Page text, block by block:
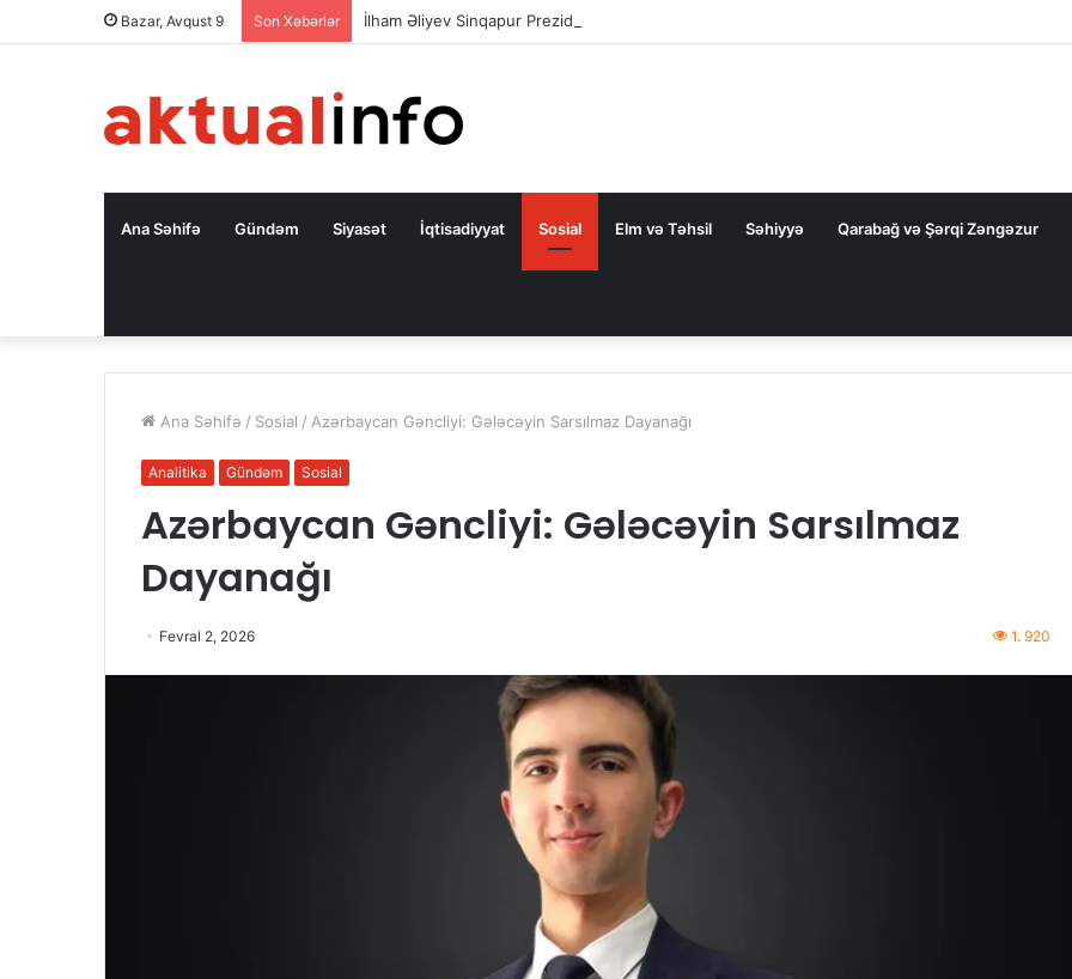
Bazar, Avqust 9 Son Xəbərlər İlham Əliyev Sinqapur Prezidentini təbrik etdi
Ana Səhifə Gündəm Siyasət İqtisadiyyat Sosial Elm və Təhsil Səhiyyə Qarabağ və Şərqi Zəngəzur
Ana Səhifə / Sosial / Azərbaycan Gəncliyi: Gələcəyin Sarsılmaz Dayanağı
Analitika Gündəm Sosial
Azərbaycan Gəncliyi: Gələcəyin Sarsılmaz
Dayanağı
Fevral 2, 2026 1. 920